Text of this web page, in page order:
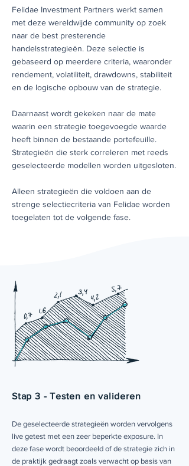
Felidae Investment Partners werkt samen
met deze wereldwijde community op zoek
naar de best presterende
handelsstrategieën. Deze selectie is
gebaseerd op meerdere criteria, waaronder
rendement, volatiliteit, drawdowns, stabiliteit
en de logische opbouw van de strategie.
Daarnaast wordt gekeken naar de mate
waarin een strategie toegevoegde waarde
heeft binnen de bestaande portefeuille.
Strategieën die sterk correleren met reeds
geselecteerde modellen worden uitgesloten.
Alleen strategieën die voldoen aan de
strenge selectiecriteria van Felidae worden
toegelaten tot de volgende fase.
Stap 3 - Testen en valideren
De geselecteerde strategieën worden vervolgens
live getest met een zeer beperkte exposure. In
deze fase wordt beoordeeld of de strategie zich in
de praktijk gedraagt zoals verwacht op basis van